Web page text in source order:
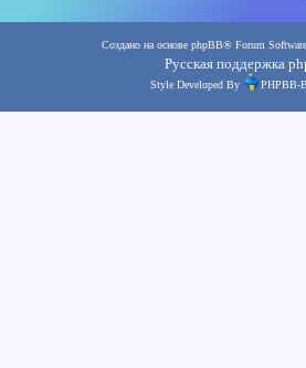
Создано на основе phpBB® Forum
Русская поддержка
Style Developed By PHPBB-